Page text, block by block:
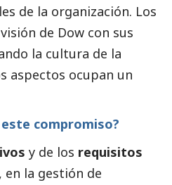
de la organización. Los
de Dow con sus
la cultura de la
aspectos ocupan un
compromiso?
y de los requisitos
en la gestión de